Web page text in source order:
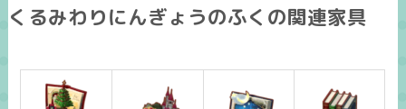
くるみわりにんぎょうのふくの関連家具